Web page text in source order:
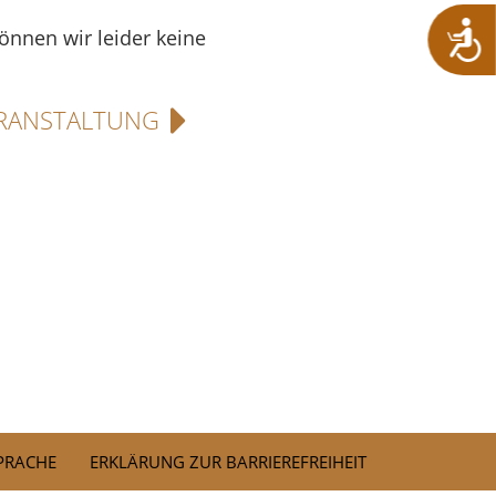
wir leider keine
ERKLÄRUNG ZUR BARRIEREFREIHEIT